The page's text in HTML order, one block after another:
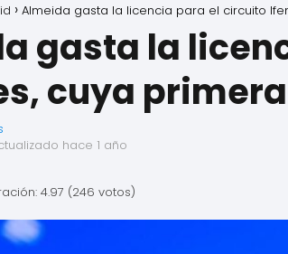
Almeida gasta la licencia para el circuito
gasta la
cuya
hace 1 año
4.97 (246 votos)